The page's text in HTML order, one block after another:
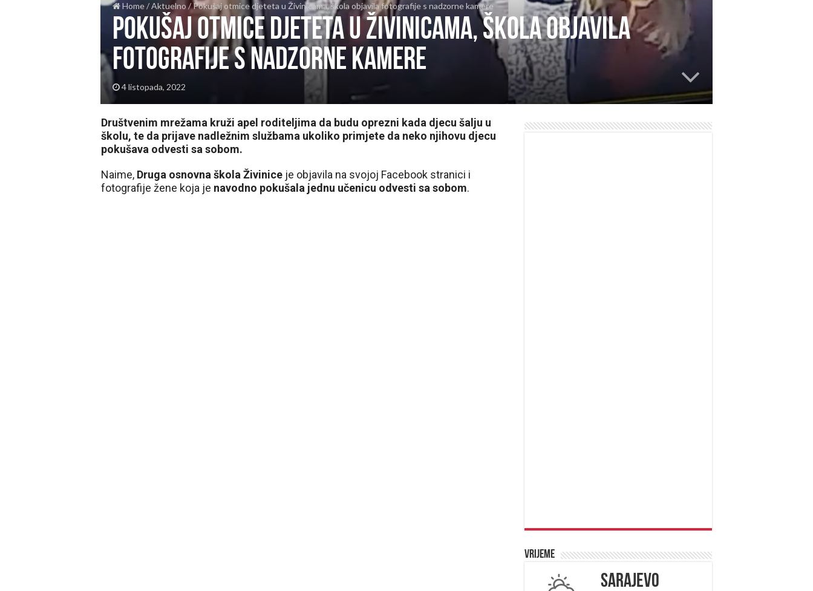
Home/Aktuelno /Pokušaj otmice djeteta u Živinicama, škola objavila fotografije s nadzorne kamere
Pokušaj otmice djeteta u Živinicama, škola objavila
fotografije s nadzorne kamere
4 listopada, 2022
Društvenim mrežama kruži apel roditeljima da budu oprezni kada djecu šalju u
školu, te da prijave nadležnim službama ukoliko primjete da neko njihovu djecu
pokušava odvesti sa sobom.
Naime, Druga osnovna škola Živinice je objavila na svojoj Facebook stranici i
fotografije žene koja je navodno pokušala jednu učenicu odvesti sa sobom.
Vrijeme
Sarajevo